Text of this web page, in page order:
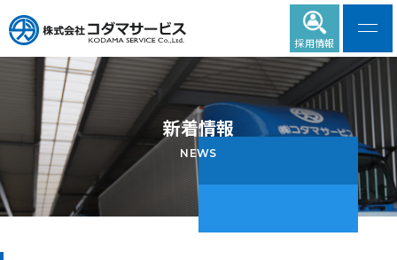
採用情報
新着情報
NEWS